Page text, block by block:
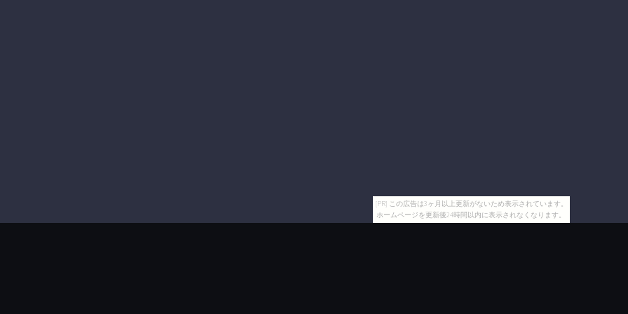
[PR] この広告は3ヶ月以上更新がないため表示されています。
ホームページを更新後24時間以内に表示されなくなります。